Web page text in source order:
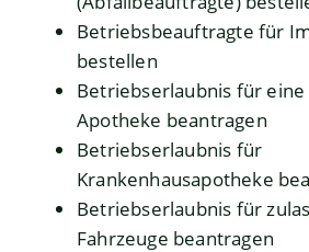
Betriebsbeauftragte für
bestellen
Betriebserlaubnis für
Apotheke beantragen
Betriebserlaubnis für
Krankenhausapotheke
Betriebserlaubnis für
Fahrzeuge beantragen